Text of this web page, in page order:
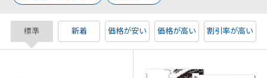
標準 新着 価格が安い 価格が高い 割引率が高い